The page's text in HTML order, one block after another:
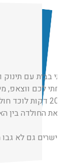
הייתי בבית עם
שלחתי לכם ווצאפ,
אחרי 20 דקות
ומצא את החולדה
אנשים ישרים גם לא